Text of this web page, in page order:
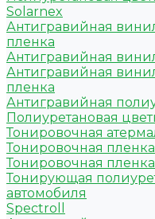
Solarnex
Антигравийная
пленка
Антигравийная
Антигравийная
пленка
Антигравийная
Полиуретановая
Тонировочная
Тонировочная пленка
Тонировочная
Тонирующая
автомобиля
Spectroll